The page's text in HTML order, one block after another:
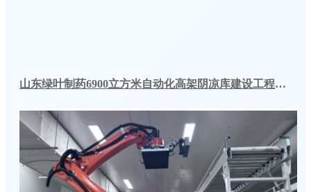
山东绿叶制药6900立方米自动化高架阴凉库建设工程案例